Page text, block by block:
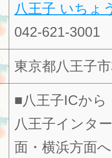
八王子 いちょ
042-621-3001
東京都八王子
■八王子ICから
八王子インタ
面・横浜方面